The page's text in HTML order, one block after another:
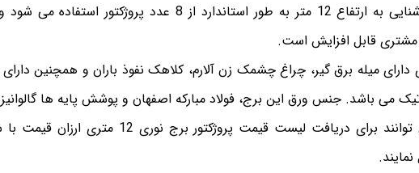
برای برج های روشنایی به ارتفاع 12 متر به طور استاندارد از 8 عدد
قابل افزایش است.
12 متری دارای میله برق گیر، چراغ چشمک زن آلارم، کلاهک نفوذ باران و همچنین
می باشد. جنس ورق این برج، فولاد مبارکه اصفهان و پوشش پایه ها
مشتریان عزیز می توانند برای دریافت لیست قیمت